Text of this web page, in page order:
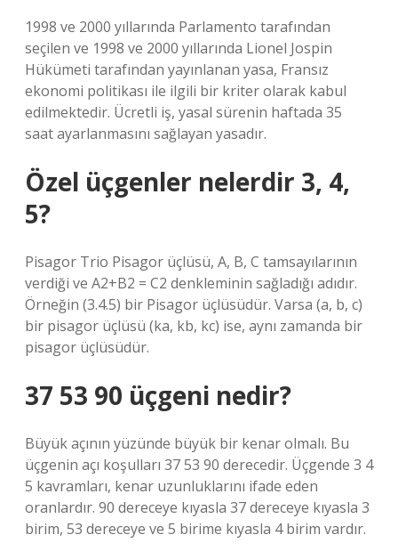
1998 ve 2000 yıllarında Parlamento tarafından
seçilen ve 1998 ve 2000 yıllarında Lionel Jospin
Hükümeti tarafından yayınlanan yasa, Fransız
ekonomi politikası ile ilgili bir kriter olarak kabul
edilmektedir. Ücretli iş, yasal sürenin haftada 35
saat ayarlanmasını sağlayan yasadır.
Özel üçgenler nelerdir 3, 4,
5?
Pisagor Trio Pisagor üçlüsü, A, B, C tamsayılarının
verdiği ve A2+B2 = C2 denkleminin sağladığı adıdır.
Örneğin (3.4.5) bir Pisagor üçlüsüdür. Varsa (a, b, c)
bir pisagor üçlüsü (ka, kb, kc) ise, aynı zamanda bir
pisagor üçlüsüdür.
37 53 90 üçgeni nedir?
Büyük açının yüzünde büyük bir kenar olmalı. Bu
üçgenin açı koşulları 37 53 90 derecedir. Üçgende 3 4
5 kavramları, kenar uzunluklarını ifade eden
oranlardır. 90 dereceye kıyasla 37 dereceye kıyasla 3
birim, 53 dereceye ve 5 birime kıyasla 4 birim vardır.